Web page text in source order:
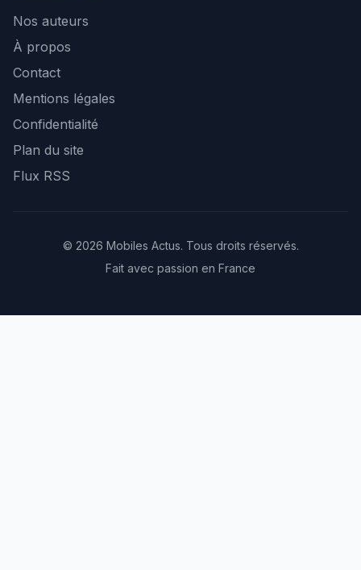
Nos auteurs
À propos
Contact
Mentions légales
Confidentialité
Plan du site
Flux RSS
© 2026 Mobiles Actus. Tous droits réservés.
Fait avec passion en France